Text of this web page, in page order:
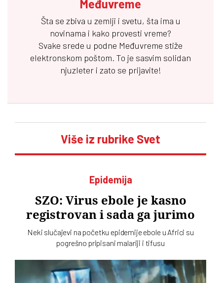
Međuvreme
Šta se zbiva u zemlji i svetu, šta ima u
novinama i kako provesti vreme?
Svake srede u podne Međuvreme stiže
elektronskom poštom. To je sasvim solidan
njuzleter i zato se prijavite!
Više iz rubrike Svet
Epidemija
SZO: Virus ebole je kasno
registrovan i sada ga jurimo
Neki slučajevi na početku epidemije ebole u Africi su
pogrešno pripisani malariji i tifusu